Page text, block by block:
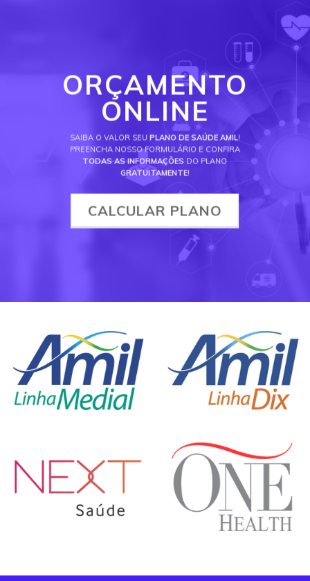
ORÇAMENTO
ONLINE
SAIBA O VALOR SEU PLANO DE SAÚDE AMIL!
PREENCHA NOSSO FORMULÁRIO E CONFIRA
TODAS AS INFORMAÇÕES DO PLANO
GRATUITAMENTE!
CALCULAR PLANO